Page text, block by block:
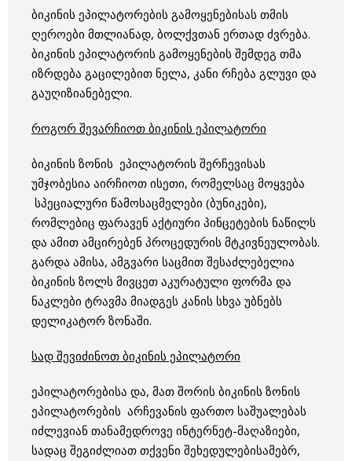
ბიკინის ეპილატორების გამოყენებისას თმის
ღეროები მთლიანად, ბოლქვთან ერთად ძვრება.
ბიკინის ეპილატორის გამოყენების შემდეგ თმა
იზრდება გაცილებით ნელა, კანი რჩება გლუვი და
გაუღიზიანებელი.
როგორ შევარჩიოთ ბიკინის ეპილატორი
ბიკინის ზონის ეპილატორის შერჩევისას
უმჯობესია აირჩიოთ ისეთი, რომელსაც მოყვება
სპეციალური წამოსაცმელები (ბუნიკები),
რომლებიც ფარავენ აქტიური პინცეტების ნაწილს
და ამით ამცირებენ პროცედურის მტკივნეულობას.
გარდა ამისა, ამგვარი საცმით შესაძლებელია
ბიკინის ზოლს მივცეთ აკურატული ფორმა და
ნაკლები ტრავმა მიადგეს კანის სხვა უბნებს
დელიკატორ ზონაში.
სად შევიძინოთ ბიკინის ეპილატორი
ეპილატორებისა და, მათ შორის ბიკინის ზონის
ეპილატორების არჩევანის ფართო საშუალებას
იძლევიან თანამედროვე ინტერნეტ-მაღაზიები,
სადაც შეგიძლიათ თქვენი შეხედულებისამებრ,